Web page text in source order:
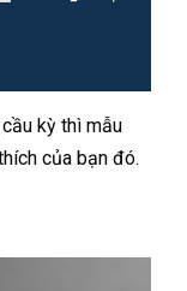
kỳ thì mẫu
của bạn đó.